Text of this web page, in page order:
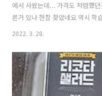
에서 사왔는데... 가격도 저렴했
른거 있나 한참 찾았네요 역시 학
면 정도야^^ 물끓이고 스프넣고
나는데요 어머나 어머나~~~ 안
서 갈아타야 하나 했어요 안성 좋
천합니다 그러고 보니...색감도
안에 건더기 스프처럼 잔잔하게
2022. 3. 28.